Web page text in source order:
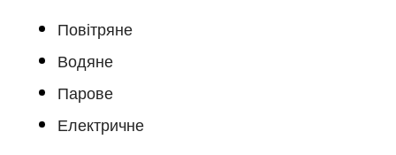
Повітряне
Водяне
Парове
Електричне